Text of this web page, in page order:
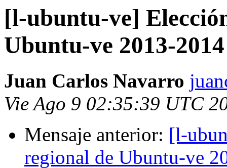
[l-ubuntu-ve]
Ubuntu-ve 2013-2014
Juan Carlos Navarro
Vie Ago 9 02:35:39 UTC
Mensaje anterior: [l-
regional de Ubuntu-ve